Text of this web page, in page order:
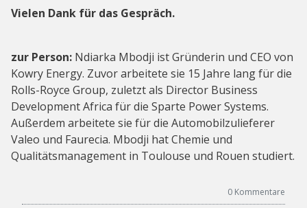
Vielen Dank für das Gespräch.
zur Person: Ndiarka Mbodji ist Gründerin und CEO von
Kowry Energy. Zuvor arbeitete sie 15 Jahre lang für die
Rolls-Royce Group, zuletzt als Director Business
Development Africa für die Sparte Power Systems.
Außerdem arbeitete sie für die Automobilzulieferer
Valeo und Faurecia. Mbodji hat Chemie und
Qualitätsmanagement in Toulouse und Rouen studiert.
0 Kommentare